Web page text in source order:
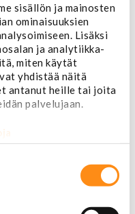
sisällön ja mainosten
ominaisuuksien
Lisäksi
ja analytiikka-
miten käytät
yhdistää näitä
antanut heille tai joita
palvelujaan.